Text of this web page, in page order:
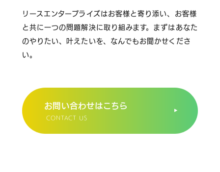
リースエンタープライズはお客様と寄り添い、
お客様
と共に一つの問題解決に取り組みます。 まずはあなた
のやりたい、叶えたいを、なんでもお聞かせくださ
い。
お問い合わせはこちら
CONTACT US